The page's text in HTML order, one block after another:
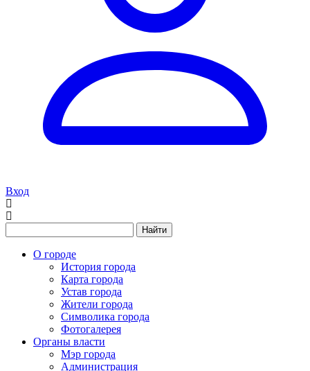
Вход
Найти
О городе
История города
Карта города
Устав города
Жители города
Символика города
Фотогалерея
Органы власти
Мэр города
Администрация